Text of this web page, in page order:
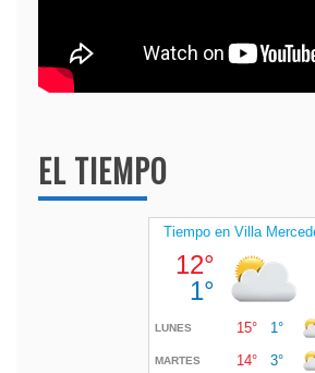
EL TIEMPO